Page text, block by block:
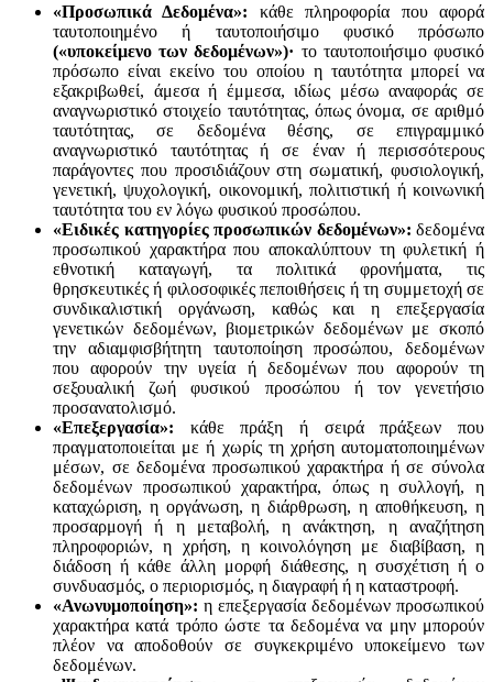
«Προσωπικά Δεδομένα»: κάθε πληροφορία που αφορά
ταυτοποιημένο ή ταυτοποιήσιμο φυσικό πρόσωπο
(«υποκείμενο των δεδομένων»)· το ταυτοποιήσιμο φυσικό
πρόσωπο είναι εκείνο του οποίου η ταυτότητα μπορεί να
εξακριβωθεί, άμεσα ή έμμεσα, ιδίως μέσω αναφοράς σε
αναγνωριστικό στοιχείο ταυτότητας, όπως όνομα, σε αριθμό
ταυτότητας, σε δεδομένα θέσης, σε επιγραμμικό
αναγνωριστικό ταυτότητας ή σε έναν ή περισσότερους
παράγοντες που προσιδιάζουν στη σωματική, φυσιολογική,
γενετική, ψυχολογική, οικονομική, πολιτιστική ή κοινωνική
ταυτότητα του εν λόγω φυσικού προσώπου.
«Ειδικές κατηγορίες προσωπικών δεδομένων»: δεδομένα
προσωπικού χαρακτήρα που αποκαλύπτουν τη φυλετική ή
εθνοτική καταγωγή, τα πολιτικά φρονήματα, τις
θρησκευτικές ή φιλοσοφικές πεποιθήσεις ή τη συμμετοχή σε
συνδικαλιστική οργάνωση, καθώς και η επεξεργασία
γενετικών δεδομένων, βιομετρικών δεδομένων με σκοπό
την αδιαμφισβήτητη ταυτοποίηση προσώπου, δεδομένων
που αφορούν την υγεία ή δεδομένων που αφορούν τη
σεξουαλική ζωή φυσικού προσώπου ή τον γενετήσιο
προσανατολισμό.
«Επεξεργασία»: κάθε πράξη ή σειρά πράξεων που
πραγματοποιείται με ή χωρίς τη χρήση αυτοματοποιημένων
μέσων, σε δεδομένα προσωπικού χαρακτήρα ή σε σύνολα
δεδομένων προσωπικού χαρακτήρα, όπως η συλλογή, η
καταχώριση, η οργάνωση, η διάρθρωση, η αποθήκευση, η
προσαρμογή ή η μεταβολή, η ανάκτηση, η αναζήτηση
πληροφοριών, η χρήση, η κοινολόγηση με διαβίβαση, η
διάδοση ή κάθε άλλη μορφή διάθεσης, η συσχέτιση ή ο
συνδυασμός, ο περιορισμός, η διαγραφή ή η καταστροφή.
«Ανωνυμοποίηση»: η επεξεργασία δεδομένων προσωπικού
χαρακτήρα κατά τρόπο ώστε τα δεδομένα να μην μπορούν
πλέον να αποδοθούν σε συγκεκριμένο υποκείμενο των
δεδομένων.